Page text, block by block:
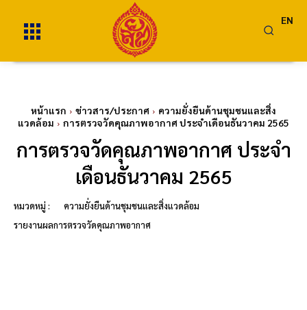
EN
หน้าแรก ข่าวสาร/ประกาศ
ความยั่งยืนด้านชุมชนและสิ่ง
แวดล้อม
การตรวจวัดคุณภาพอากาศ ประจำเดือนธันวาคม 2565
การตรวจวัดคุณภาพอากาศ ประจำ
เดือนธันวาคม 2565
หมวดหมู่ :
ความยั่งยืนด้านชุมชนและสิ่งแวดล้อม
รายงานผลการตรวจวัดคุณภาพอากาศ